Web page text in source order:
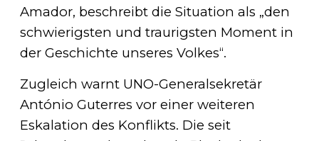
Amador, beschreibt die Situation als „den
schwierigsten und traurigsten Moment in
der Geschichte unseres Volkes“.
Zugleich warnt UNO-Generalsekretär
António Guterres vor einer weiteren
Eskalation des Konflikts. Die seit